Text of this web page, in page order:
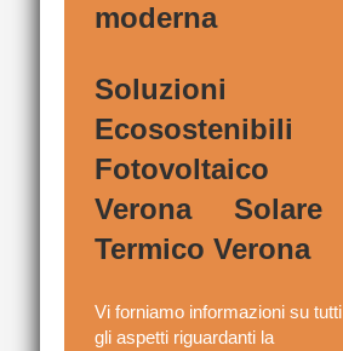
moderna
Soluzioni
Ecosostenibili
Fotovoltaico
Verona Solare
Termico Verona
Vi forniamo informazioni su tutti
gli aspetti riguardanti la